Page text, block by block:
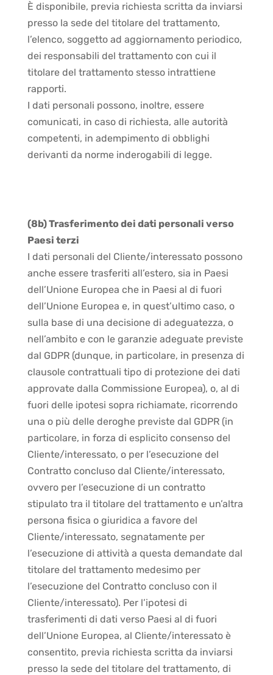
È disponibile, previa richiesta scritta da inviarsi
presso la sede del titolare del trattamento,
l’elenco, soggetto ad aggiornamento periodico,
dei responsabili del trattamento con cui il
titolare del trattamento stesso intrattiene
rapporti.
I dati personali possono, inoltre, essere
comunicati, in caso di richiesta, alle autorità
competenti, in adempimento di obblighi
derivanti da norme inderogabili di legge.
(8b) Trasferimento dei dati personali verso
Paesi terzi
I dati personali del Cliente/interessato possono
anche essere trasferiti all’estero, sia in Paesi
dell’Unione Europea che in Paesi al di fuori
dell’Unione Europea e, in quest’ultimo caso, o
sulla base di una decisione di adeguatezza, o
nell’ambito e con le garanzie adeguate previste
dal GDPR (dunque, in particolare, in presenza di
clausole contrattuali tipo di protezione dei dati
approvate dalla Commissione Europea), o, al di
fuori delle ipotesi sopra richiamate, ricorrendo
una o più delle deroghe previste dal GDPR (in
particolare, in forza di esplicito consenso del
Cliente/interessato, o per l’esecuzione del
Contratto concluso dal Cliente/interessato,
ovvero per l’esecuzione di un contratto
stipulato tra il titolare del trattamento e un’altra
persona fisica o giuridica a favore del
Cliente/interessato, segnatamente per
l’esecuzione di attività a questa demandate dal
titolare del trattamento medesimo per
l’esecuzione del Contratto concluso con il
Cliente/interessato). Per l’ipotesi di
trasferimenti di dati verso Paesi al di fuori
dell’Unione Europea, al Cliente/interessato è
consentito, previa richiesta scritta da inviarsi
presso la sede del titolare del trattamento, di